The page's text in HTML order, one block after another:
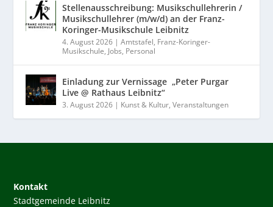
Stellenausschreibung: Musikschullehrerin /
Musikschullehrer (m/w/d) an der Franz-
Koringer-Musikschule Leibnitz
4. August 2026 |Amtstafel, Franz-Koringer-
Musikschule, Jobs, Personal
Einladung zur Vernissage „Peter Purgar
Live @ Rathaus Leibnitz“
3. August 2026 | Kunst & Kultur,Veranstaltungen
Kontakt
Stadtgemeinde Leibnitz